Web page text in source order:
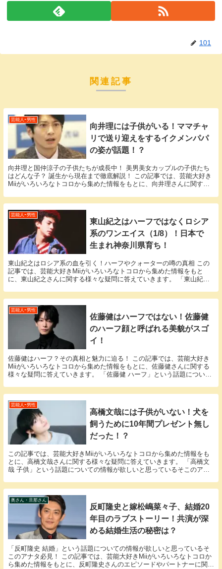
101
関連記事
芸能人ｰ男性
向井理には子供がいる！ママチャ
リで送り迎えをするイクメンパパ
の姿が話題！？
向井理と国仲涼子の子供たちが成長中！ 美男美女カップルの子供たち
はどんな子？ 誕生から現在まで徹底解説！ この記事では、芸能大好き
Miiがいろいろなトコロから集めた情報をもとに、向井理さんに関する
芸能人ｰ男性
東山紀之はハーフではなくロシア
系のワンエイス（1/8）！日本で
生まれ神奈川県育ち！
東山紀之はロシア系の血を引く！ハーフやクォーターの噂の真相 この
記事では、芸能大好きMiiがいろいろなトコロから集めた情報をもと
に、東山紀之さんに関する様々な疑問に答えていきます。 「東山紀之
芸能人ｰ男性
佐藤健はハーフではない！佐藤健
のハーフ顔と呼ばれる美貌がスゴ
イ！
佐藤健はハーフ？その真相と魅力に迫る！ この記事では、芸能大好き
Miiがいろいろなトコロから集めた情報をもとに、佐藤健さんに関する
様々な疑問に答えていきます。 「佐藤健 ハーフ」という話題について
芸能人ｰ男性
高橋文哉には子供がいない！犬を
飼うために10年間プレゼント無し
だった！？
この記事では、芸能大好きMiiがいろいろなトコロから集めた情報をも
とに、高橋文哉さんに関する様々な疑問に答えていきます。 「高橋文
哉 子供」という話題についての情報が欲しいと思っているそこのアナ
奥さん・旦那さん
反町隆史と嫁松嶋菜々子、結婚20
年目のラブストーリー！共演が深
める結婚生活の秘密は？
「反町隆史 結婚」という話題についての情報が欲しいと思っているそ
このアナタ必見！ この記事では、芸能大好きMiiがいろいろなトコロか
ら集めた情報をもとに、反町隆史さんのエピソードやパートナーに関す